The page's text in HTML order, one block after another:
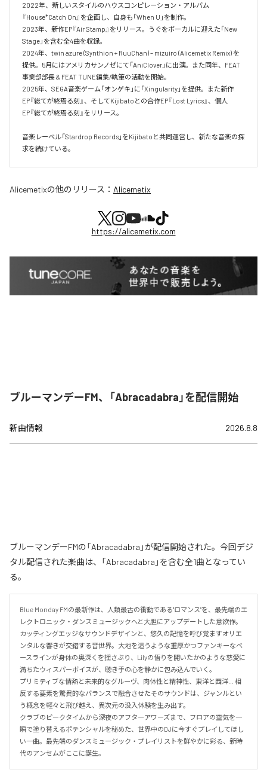
2022年、新しいスタイルのハウスコンピレーション・アルバム
『House*Catch On』を企画し、自身も「When U」を制作。
2023年、新作EP『Air Stamp』をリリース。うぐをボーカルに迎えた「New
Stage」を含む全4曲を収録。
2024年、twin azure (Synthion + RuuChan) – mizuiro (Alicemetix Remix) を
提供。5月にはアメリカサンノゼにて「AniClover」に出演。また同年、FEAT
事業部部長 & FEAT TUNE編集/執筆の活動を開始。
2025年、SEGA音楽ゲーム「オンゲキ」に「Xingularity」を提供。また新作
EP『総てが終焉る刻』、そしてKijibatoとの合作EP『Lost Lyrics』、個人
EP『総てが終焉る刻』をリリース。
音楽レーベル「Stardrop Records」をKijibatoと共同運営し、新たな音楽の探
求を続けている。
Alicemetixの他のリリース： Alicemetix
https://alicemetix.com
ブルーマンデーFM、「Abracadabra」を配信開始
新曲情報 2026.8.8
ブルーマンデーFMの「Abracadabra」が配信開始された。今回デジ
タル配信された楽曲は、「Abracadabra」を含む全1曲となってい
る。
Blue Monday FMの最新作は、人類最古の衝動である"ロマンス"を、最先端のエ
レクトロニック・ダンスミュージックへと大胆にアップデートした意欲作。
カッティングエッジなサウンドデザインと、悠久の記憶を呼び覚ますオリエ
ンタルな響きが交錯する音世界。大地を這うような重厚かつファンキーなベ
ースラインが身体の奥深くを揺さぶり、Lilyの悟りを開いたかのような慈愛に
満ちたウィスパーボイスが、聴き手の心を静かに包み込んでいく。
プリミティブな情熱と未来的なグルーヴ、肉体性と精神性、東洋と西洋… 相
反する要素を驚異的なバランスで融合させたそのサウンドは、ジャンルとい
う概念を軽々と飛び越え、異次元の没入体験を生み出す。
クラブのピークタイムから深夜のアフターアワーズまで、フロアの空気を一
瞬で塗り替えるポテンシャルを秘めた、世界中のDJに今すぐプレイしてほし
い一曲。最先端のダンスミュージック・プレイリストを鮮やかに彩る、新時
代のアンセムがここに誕生。